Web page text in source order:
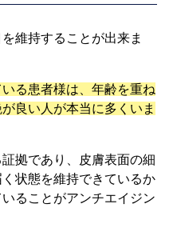
維持することが出来ま
る患者様は、年齢を重ね
良い人が本当に多くいま
拠であり、皮膚表面の細
状態を維持できているか
ることがアンチエイジン